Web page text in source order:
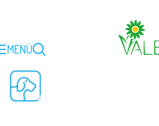
wir nutzen den Sommer, um
MENÜ